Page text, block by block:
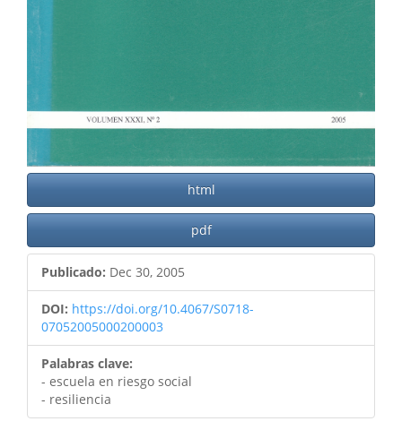
html
pdf
Publicado: Dec 30, 2005
DOI: https://doi.org/10.4067/S0718-
07052005000200003
Palabras clave:
- escuela en riesgo social
- resiliencia